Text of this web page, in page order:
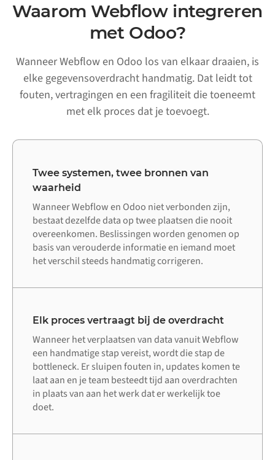
Waarom Webflow integreren
met Odoo?
Wanneer Webflow en Odoo los van elkaar draaien, is
elke gegevensoverdracht handmatig. Dat leidt tot
fouten, vertragingen en een fragiliteit die toeneemt
met elk proces dat je toevoegt.
Twee systemen, twee bronnen van
waarheid
Wanneer Webflow en Odoo niet verbonden zijn,
bestaat dezelfde data op twee plaatsen die nooit
overeenkomen. Beslissingen worden genomen op
basis van verouderde informatie en iemand moet
het verschil steeds handmatig corrigeren.
Elk proces vertraagt bij de overdracht
Wanneer het verplaatsen van data vanuit Webflow
een handmatige stap vereist, wordt die stap de
bottleneck. Er sluipen fouten in, updates komen te
laat aan en je team besteedt tijd aan overdrachten
in plaats van aan het werk dat er werkelijk toe
doet.